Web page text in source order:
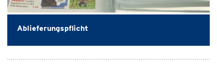
Ablieferungspflicht